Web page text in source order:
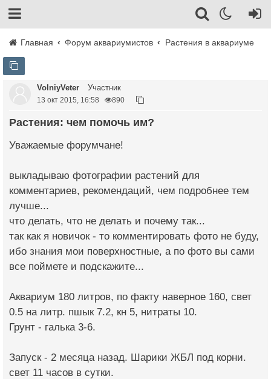
Главная Форум аквариумистов Растения в аквариуме
VolniyVeter Участник
13 окт 2015, 16:58 890
Растения: чем помочь им?
Уважаемые форумчане!
выкладываю фотографии растений для
комментариев, рекомендаций, чем подробнее тем
лучше...
что делать, что не делать и почему так...
так как я новичок - то комментировать фото не буду,
ибо знания мои поверхностные, а по фото вы сами
все поймете и подскажите...
Аквариум 180 литров, по факту наверное 160, свет
0.5 на литр. пшык 7.2, кн 5, нитраты 10.
Грунт - галька 3-6.
Запуск - 2 месяца назад. Шарики ЖБЛ под корни.
свет 11 часов в сутки.